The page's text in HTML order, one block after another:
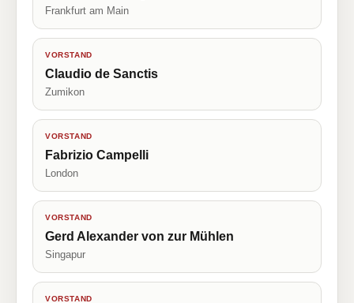
Frankfurt am Main
VORSTAND
Claudio de Sanctis
Zumikon
VORSTAND
Fabrizio Campelli
London
VORSTAND
Gerd Alexander von zur Mühlen
Singapur
VORSTAND